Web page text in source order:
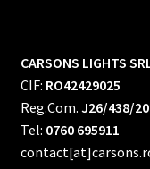
CARSONS LIGHTS
CIF: RO42429025
Reg.Com. J26/438/
Tel: 0760 695911